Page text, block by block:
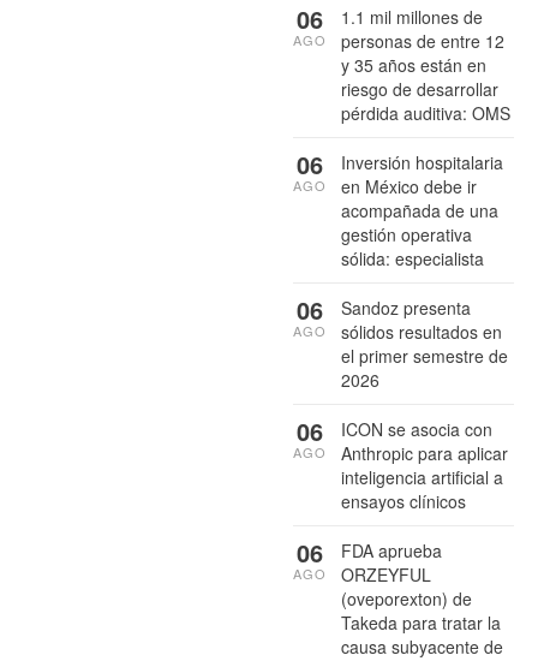
1.1 mil millones de
personas de entre 12
y 35 años están en
riesgo de desarrollar
pérdida auditiva: OMS
06
AGO
Inversión hospitalaria
en México debe ir
acompañada de una
gestión operativa
sólida: especialista
06
AGO
Sandoz presenta
sólidos resultados en
el primer semestre de
2026
06
AGO
ICON se asocia con
Anthropic para aplicar
inteligencia artificial a
ensayos clínicos
06
AGO
FDA aprueba
ORZEYFUL
(oveporexton) de
Takeda para tratar la
causa subyacente de
06
AGO